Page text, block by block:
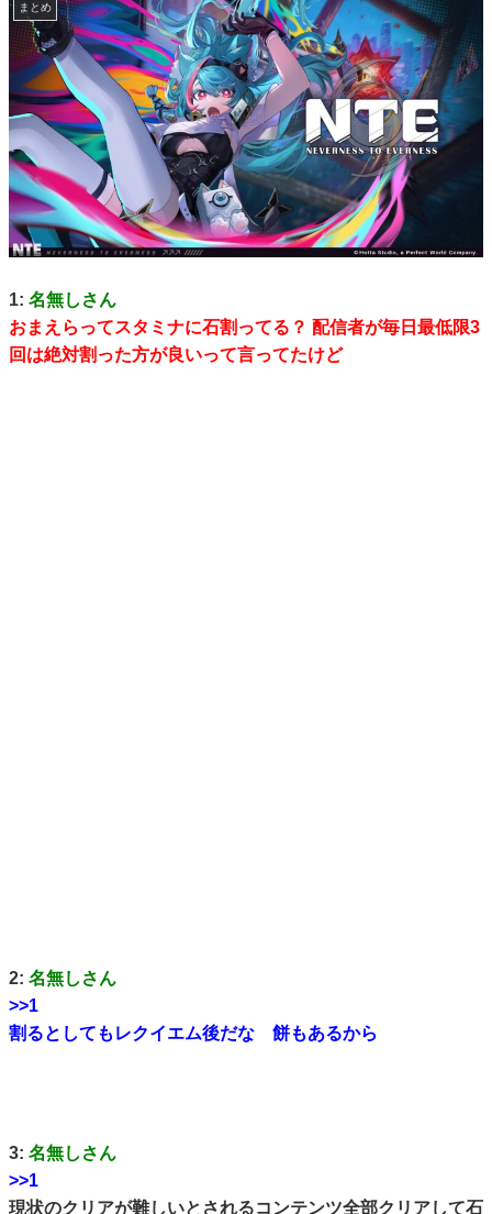
まとめ
1: 名無しさん
おまえらってスタミナに石割ってる？ 配信者が毎日最低限3
回は絶対割った方が良いって言ってたけど
2: 名無しさん
>>1
割るとしてもレクイエム後だな 餅もあるから
3: 名無しさん
>>1
現状のクリアが難しいとされるコンテンツ全部クリアして石